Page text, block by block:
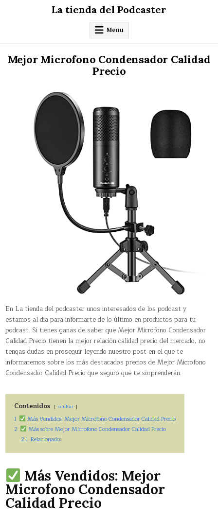
La tienda del Podcaster
Menu
Mejor Microfono Condensador Calidad
Precio
En La tienda del podcaster unos interesados de los podcast y
estamos al día para informarte de lo último en productos para tu
podcast. Si tienes ganas de saber que Mejor Microfono Condensador
Calidad Precio tienen la mejor relación calidad precio del mercado, no
tengas dudas en proseguir leyendo nuestro post en el que te
informaremos sobre los más destacados precios de Mejor Microfono
Condensador Calidad Precio que seguro que te sorprenderán.
Contenidos ocultar
1
Más Vendidos: Mejor Microfono Condensador Calidad Precio
2
Más sobre Mejor Microfono Condensador Calidad Precio
2.1 Relacionado:
Más Vendidos: Mejor
Microfono Condensador
Calidad Precio